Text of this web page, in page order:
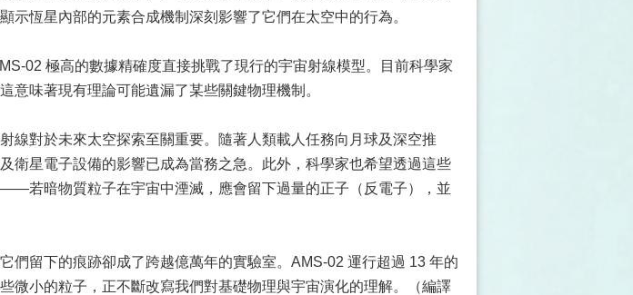
示恆星內部的元素合成機制深刻影響了它們在太空中的行為。
02 極高的數據精確度直接挑戰了現行的宇宙射線模型。目前科學家
意味著現有理論可能遺漏了某些關鍵物理機制。
線對於未來太空探索至關重要。隨著人類載人任務向月球及深空推
衛星電子設備的影響已成為當務之急。此外，科學家也希望透過這些
若暗物質粒子在宇宙中湮滅，應會留下過量的正子（反電子），並
們留下的痕跡卻成了跨越億萬年的實驗室。AMS-02 運行超過 13 年的
微小的粒子，正不斷改寫我們對基礎物理與宇宙演化的理解。（編譯